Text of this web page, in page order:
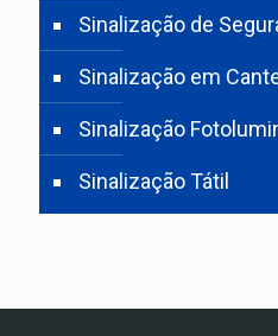
Sinalização de
Sinalização em
Sinalização
Sinalização Tátil